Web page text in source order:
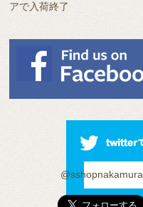
アで入荷終了
@sshopnakamura